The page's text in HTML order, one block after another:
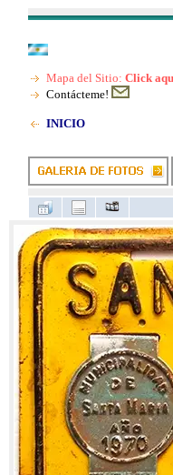
Mapa del Sitio: Click
Contácteme!
INICIO